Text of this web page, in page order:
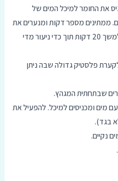
את החומר למיכל המים של
ממתינים מספר דקות ומנערים את
מיכל המים. משאירים את החומר למשך 20 דקות תוך כדי ניעור מדי
פלסטיק גדולה שבה ניתן
שבתחתית המגהץ.
מערבבים חומר נקי ביחס של 1:1 עם מים ומכניסים למיכל. להפעיל את
בגד).
נקיים.